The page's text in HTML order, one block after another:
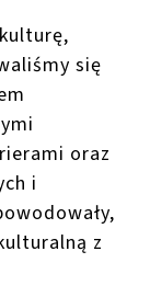
się
oraz
i
z